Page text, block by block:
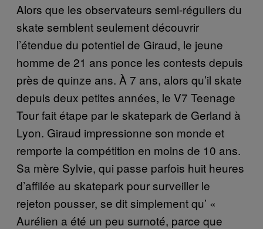
Alors que les observateurs semi-réguliers du
skate semblent seulement découvrir
l’étendue du potentiel de Giraud, le jeune
homme de 21 ans ponce les contests depuis
près de quinze ans. À 7 ans, alors qu’il skate
depuis deux petites années, le V7 Teenage
Tour fait étape par le skatepark de Gerland à
Lyon. Giraud impressionne son monde et
remporte la compétition en moins de 10 ans.
Sa mère Sylvie, qui passe parfois huit heures
d’affilée au skatepark pour surveiller le
rejeton pousser, se dit simplement qu’ «
Aurélien a été un peu surnoté, parce que